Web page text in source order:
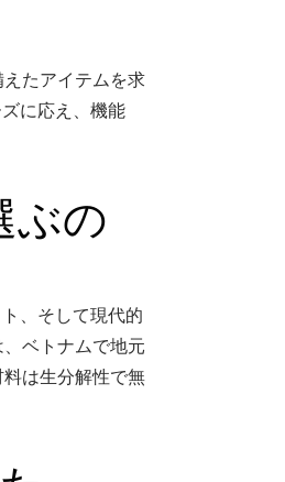
たアイテムを求
に応え、機能
ぶの
、そして現代的
ベトナムで地元
は生分解性で無